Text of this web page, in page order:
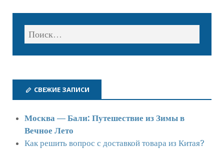
СВЕЖИЕ ЗАПИСИ
Москва — Бали: Путешествие из Зимы в
Вечное Лето
Как решить вопрос с доставкой товара из Китая?